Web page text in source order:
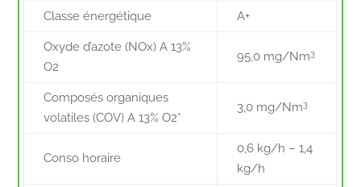
Classe énergétique A+
Oxyde d’azote (NOx) A 13%
O2
95,0 mg/Nm3
Composés organiques
volatiles (COV) A 13% O2*
3,0 mg/Nm3
Conso horaire
0,6 kg/h – 1,4
kg/h